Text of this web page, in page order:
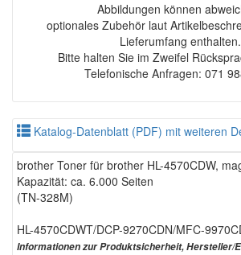
Abbildungen können
optionales Zubehör laut
Lieferumfang enthalten.
Bitte halten Sie im Zweifel
Telefonische Anfragen: 071
Katalog-Datenblatt (PDF) mit weiteren
brother Toner für brother HL-4570CDW,
Kapazität: ca. 6.000 Seiten
(TN-328M)
HL-4570CDWT/DCP-9270CDN/MFC-
Informationen zur Produktsicherheit, Hersteller/